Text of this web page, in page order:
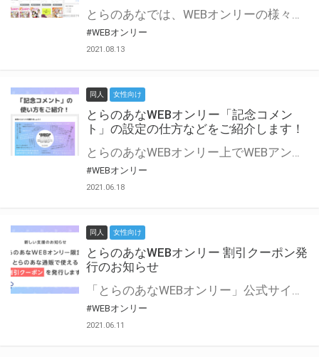
とらのあなでは、WEBオンリーの様々な支援を実施しています。 今回は2021年9月に実装を予定しているアップデート情報についてご紹介いたします。 とらのあなWEBオンリーサイトはこちら
#WEBオンリー
2021.08.13
同人 女性向け
とらのあなWEBオンリー「記念コメン
ト」の設定の仕方などをご紹介します！
とらのあなWEBオンリー上でWEBアンソロジーが作成できる「記念コメント」について、その使い方や作成手順を解説します！ 支援タイプを「サークル参加型」「サークル参加型・マルシェ(イベント会場)機能付き」でお申し込みいただいている主催者様はぜひご活用ください♪ とらのあなWEBオンリーサイトはこちら
#WEBオンリー
2021.06.18
同人 女性向け
とらのあなWEBオンリー 割引クーポン発
行のお知らせ
「とらのあなWEBオンリー」公式サイトでとらのあな通販の「割引クーポン」を配布中！ イベントごとに開催当日限定で使える割引クーポンのシリアルコードを発行します。 とらのあなWEBオンリーのページをチェックして、イベント当日にお得にお買い物を楽しみましょう♪ ※本キャンペーンは予告なく終了する場合がございます。 とらのあなWEBオンリーサイトはこちら
#WEBオンリー
2021.06.11